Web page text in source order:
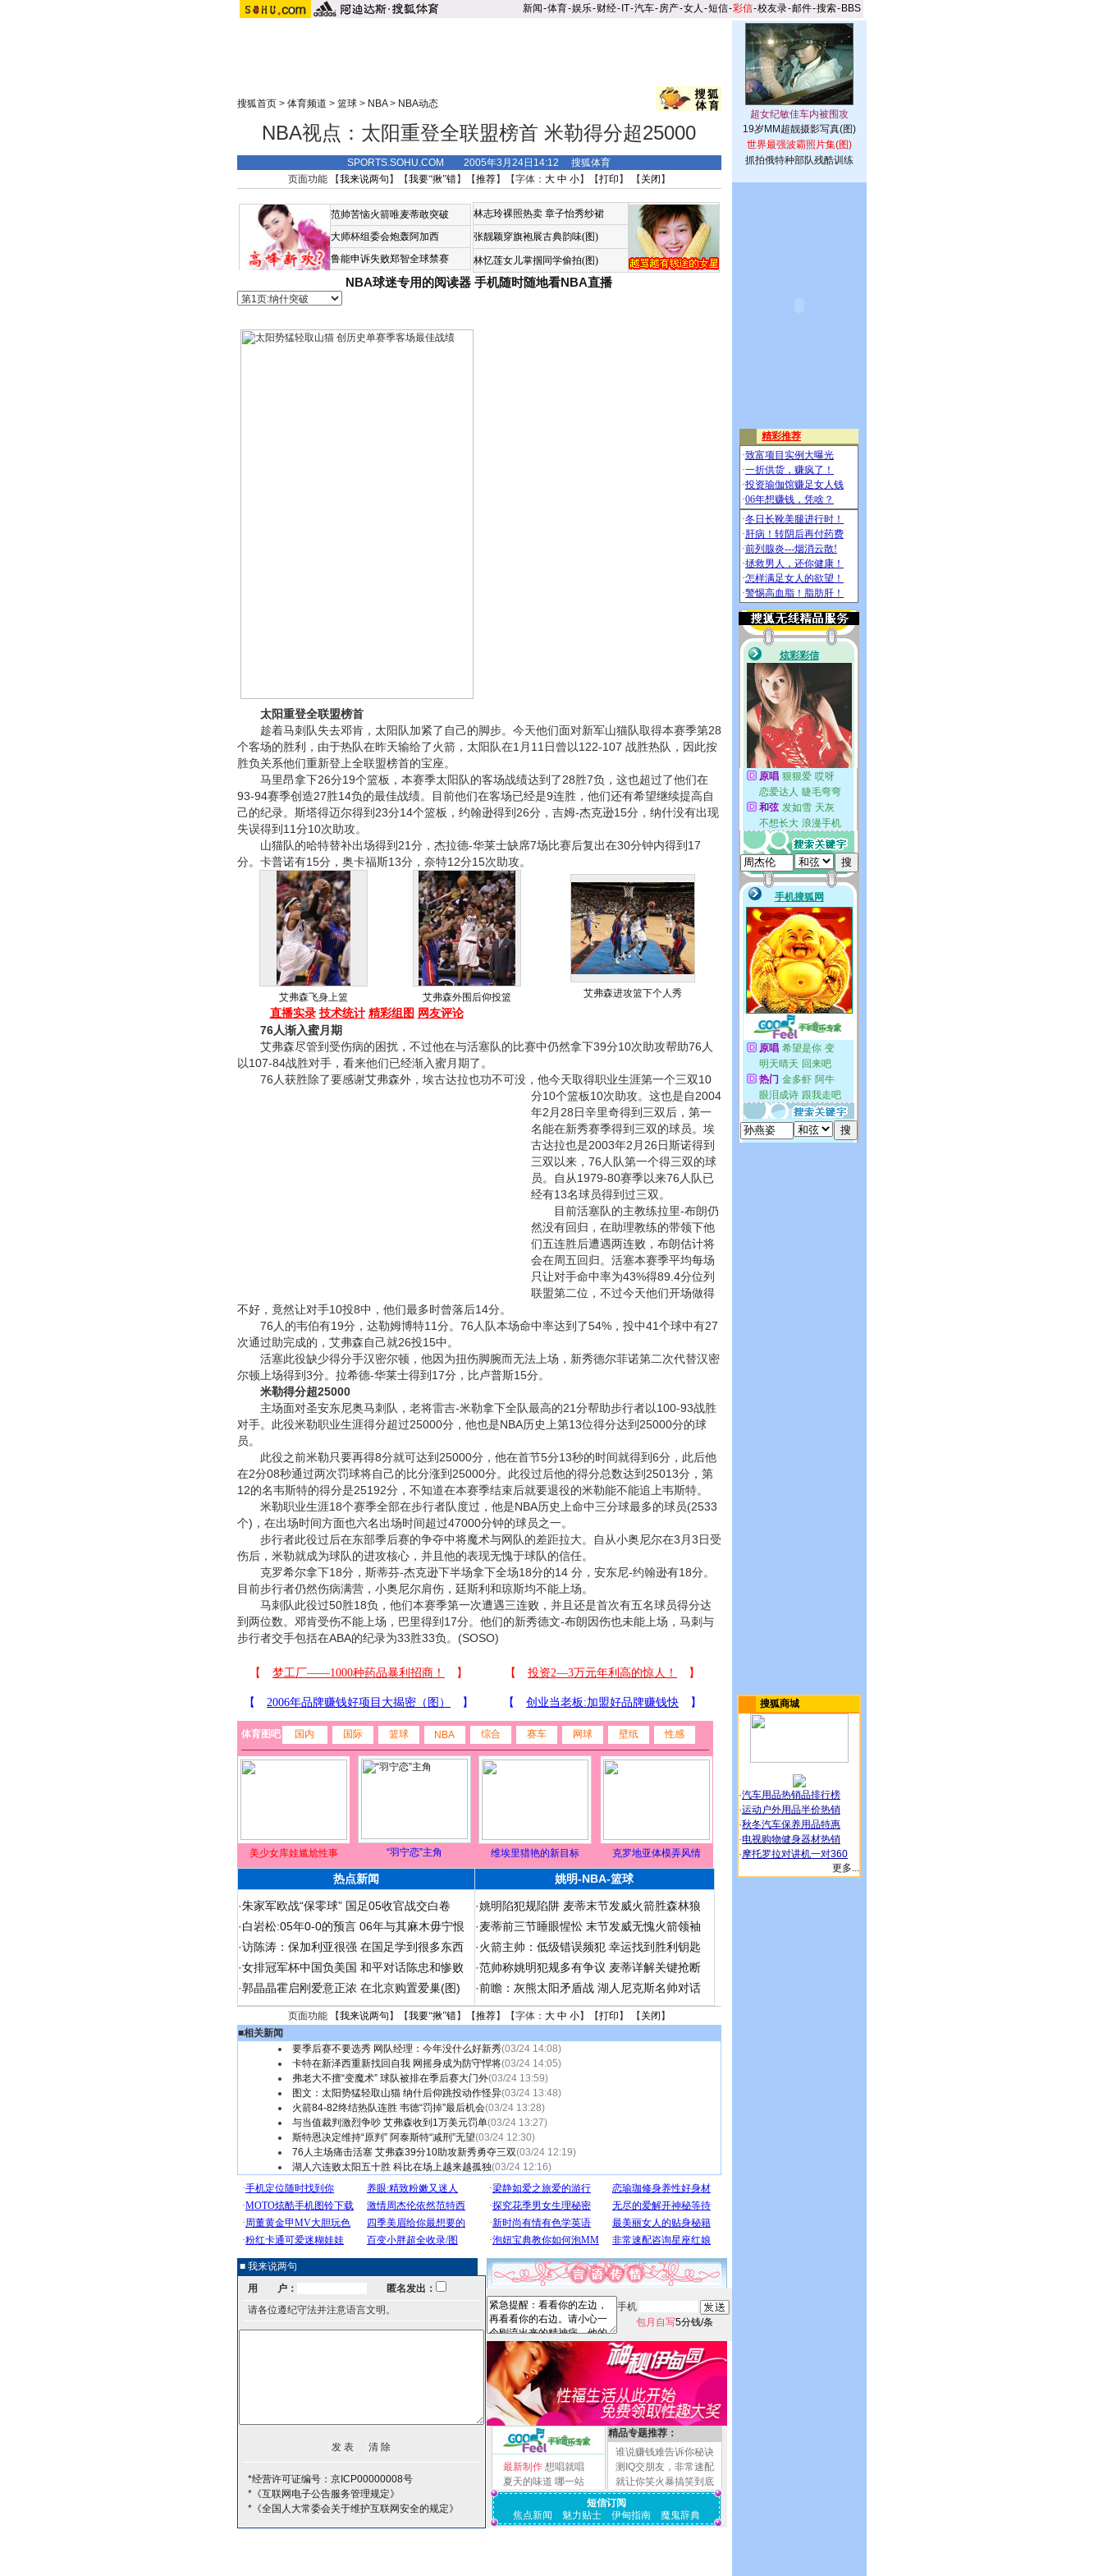
新闻-体育-娱乐-财经- IT-汽车-房产-女人 -短信-彩信-校友录-邮件-搜索- BBS
搜狐首页> 体育频道 > 篮球> NBA> NBA动态
NBA视点：太阳重登全联盟榜首 米勒得分超25000
SPORTS.SOHU.COM 2005年3月24日14:12 搜狐体育
页面功能 【我来说两句 】【我要“揪”错】【推荐】【字体： 大 中 小】【打印 】 【 关闭 】
范帅苦恼火箭唯麦蒂敢突破
大师杯组委会炮轰阿加西
鲁能申诉失败郑智全球禁赛
林志玲裸照热卖 章子怡秀纱裙
张靓颖穿旗袍展古典韵味(图)
林忆莲女儿掌掴同学偷拍(图)
NBA球迷专用的阅读器 手机随时随地看NBA直播
太阳重登全联盟榜首
趁着马刺队失去邓肯，太阳队加紧了自己的脚步。今天他们面对新军山猫队取得本赛季第28
个客场的胜利，由于热队在昨天输给了火箭，太阳队在1月11日曾以122-107 战胜热队，因此按
胜负关系他们重新登上全联盟榜首的宝座。
马里昂拿下26分19个篮板，本赛季太阳队的客场战绩达到了28胜7负，这也超过了他们在
93-94赛季创造27胜14负的最佳战绩。目前他们在客场已经是9连胜，他们还有希望继续提高自
己的纪录。斯塔得迈尔得到23分14个篮板，约翰逊得到26分，吉姆-杰克逊15分，纳什没有出现
失误得到11分10次助攻。
山猫队的哈特替补出场得到21分，杰拉德-华莱士缺席7场比赛后复出在30分钟内得到17
分。卡普诺有15分，奥卡福斯13分，奈特12分15次助攻。
艾弗森飞身上篮 艾弗森外围后仰投篮 艾弗森进攻篮下个人秀
直播实录 技术统计 精彩组图 网友评论
76人渐入蜜月期
艾弗森尽管到受伤病的困扰，不过他在与活塞队的比赛中仍然拿下39分10次助攻帮助76人
以107-84战胜对手，看来他们已经渐入蜜月期了。
76人获胜除了要感谢艾弗森外，埃古达拉也功不可没，他今天取得职业生涯第一个三双10
分10个篮板10次助攻。 这也是自2004
年2月28日辛里奇得到三双后，第一
名能在新秀赛季得到三双的球员。埃
古达拉也是2003年2月26日斯诺得到
三双以来，76人队第一个得三双的球
员。自从1979-80赛季以来76人队已
经有13名球员得到过三双。
目前活塞队的主教练拉里-布朗仍
然没有回归，在助理教练的带领下他
们五连胜后遭遇两连败，布朗估计将
会在周五回归。活塞本赛季平均每场
只让对手命中率为43%得89.4分位列
联盟第二位，不过今天他们开场做得
不好，竟然让对手10投8中，他们最多时曾落后14分。
76人的韦伯有19分，达勒姆博特11分。76人队本场命中率达到了54%，投中41个球中有27
次通过助完成的，艾弗森自己就26投15中。
活塞此役缺少得分手汉密尔顿，他因为扭伤脚腕而无法上场，新秀德尔菲诺第二次代替汉密
尔顿上场得到3分。拉希德-华莱士得到17分，比卢普斯15分。
米勒得分超25000
主场面对圣安东尼奥马刺队，老将雷吉-米勒拿下全队最高的21分帮助步行者以100-93战胜
对手。此役米勒职业生涯得分超过25000分，他也是NBA历史上第13位得分达到25000分的球
员。
此役之前米勒只要再得8分就可达到25000分，他在首节5分13秒的时间就得到6分，此后他
在2分08秒通过两次罚球将自己的比分涨到25000分。此役过后他的得分总数达到25013分，第
12的名韦斯特的得分是25192分，不知道在本赛季结束后就要退役的米勒能不能追上韦斯特。
米勒职业生涯18个赛季全部在步行者队度过，他是NBA历史上命中三分球最多的球员(2533
个)，在出场时间方面也六名出场时间超过47000分钟的球员之一。
步行者此役过后在东部季后赛的争夺中将魔术与网队的差距拉大。自从小奥尼尔在3月3日受
伤后，米勒就成为球队的进攻核心，并且他的表现无愧于球队的信任。
克罗希尔拿下18分，斯蒂芬-杰克逊下半场拿下全场18分的14 分，安东尼-约翰逊有18分。
目前步行者仍然伤病满营，小奥尼尔肩伤，廷斯利和琼斯均不能上场。
马刺队此役过50胜18负，他们本赛季第一次遭遇三连败，并且还是首次有五名球员得分达
到两位数。邓肯受伤不能上场，巴里得到17分。他们的新秀德文-布朗因伤也未能上场，马刺与
步行者交手包括在ABA的纪录为33胜33负。(SOSO)
体育图吧 国内 国际 篮球 NBA 综合 赛车 网球 壁纸 性感
美少女库娃尴尬性事 “羽宁恋”主角 维埃里猎艳的新目标 克罗地亚体模弄风情
热点新闻 姚明-NBA-篮球
·朱家军欧战“保零球” 国足05收官战交白卷
·白岩松:05年0-0的预言 06年与其麻木毋宁恨
·访陈涛：保加利亚很强 在国足学到很多东西
·女排冠军杯中国负美国 和平对话陈忠和惨败
·郭晶晶霍启刚爱意正浓 在北京购置爱巢(图)
·姚明陷犯规陷阱 麦蒂末节发威火箭胜森林狼
·麦蒂前三节睡眼惺忪 末节发威无愧火箭领袖
·火箭主帅：低级错误频犯 幸运找到胜利钥匙
·范帅称姚明犯规多有争议 麦蒂详解关键抢断
·前瞻：灰熊太阳矛盾战 湖人尼克斯名帅对话
页面功能 【我来说两句 】【我要“揪”错】【推荐】【字体： 大 中 小】【打印 】 【 关闭 】
■相关新闻
要季后赛不要选秀 网队经理：今年没什么好新秀(03/24 14:08)
卡特在新泽西重新找回自我 网摇身成为防守悍将(03/24 14:05)
弗老大不擅“变魔术” 球队被排在季后赛大门外(03/24 13:59)
图文：太阳势猛轻取山猫 纳什后仰跳投动作怪异(03/24 13:48)
火箭84-82终结热队连胜 韦德“罚掉”最后机会(03/24 13:28)
与当值裁判激烈争吵 艾弗森收到1万美元罚单(03/24 13:27)
斯特恩决定维持“原判” 阿泰斯特“减刑”无望(03/24 12:30)
76人主场痛击活塞 艾弗森39分10助攻新秀勇夺三双(03/24 12:19)
湖人六连败太阳五十胜 科比在场上越来越孤独(03/24 12:16)
■ 我来说两句
用 户：
匿名发出：
请各位遵纪守法并注意语言文明。
*经营许可证编号：京ICP00000008号
*《互联网电子公告服务管理规定》
*《全国人大常委会关于维护互联网安全的规定》
手机
包月自写5分钱/条
最新制作 想唱就唱
夏天的味道 哪一站
精品专题推荐：
谁说赚钱难告诉你秘诀
测IQ交朋友，非常速配
就让你笑火暴搞笑到底
短信订阅
焦点新闻
魅力贴士 伊甸指南 魔鬼辞典
19岁MM超靓摄影写真(图)
世界最强波霸照片集(图)
抓拍俄特种部队残酷训练
搜狐商城
·汽车用品热销品排行榜
·运动户外用品半价热销
·秋冬汽车保养用品特惠
·电视购物健身器材热销
·摩托罗拉对讲机一对360
更多...